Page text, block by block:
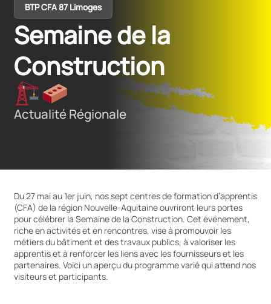
BTP CFA 87 Limoges
Semaine de la
Construction
Actualité Régionale
Du 27 mai au 1er juin, nos sept centres de formation d’apprentis
(CFA) de la région Nouvelle-Aquitaine ouvriront leurs portes
pour célébrer la Semaine de la Construction. Cet événement,
riche en activités et en rencontres, vise à promouvoir les
métiers du bâtiment et des travaux publics, à valoriser les
apprentis et à renforcer les liens avec les fournisseurs et les
partenaires. Voici un aperçu du programme varié qui attend nos
visiteurs et participants.